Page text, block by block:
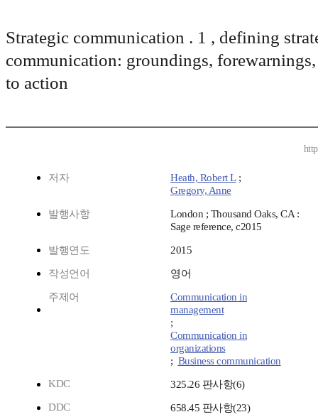
Strategic communication . 1 , defining
communication: groundings,
to action
저자 Heath, Robert L;
Gregory, Anne
발행사항
London ; Thousand Oaks, CA :
Sage reference, c2015
발행연도 2015
작성언어 영어
주제어
Communication in
management
;
Communication in
organizations
; Business communication
KDC
325.26 판사항(6)
DDC
658.45 판사항(23)